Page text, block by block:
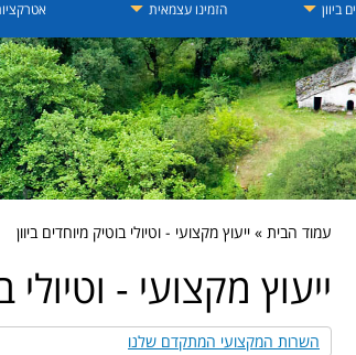
ביוון הזמינו עצמאית
עמוד הבית » ייעוץ מקצועי - וטיולי בוטיק מיוחדים ביוון
ייעוץ מקצועי - וטיולי
השרות המקצועי המתקדם שלנו